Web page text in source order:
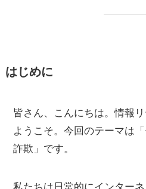
はじめに
皆さん、こんにちは。情報
ようこそ。今回のテーマは
詐欺」です。